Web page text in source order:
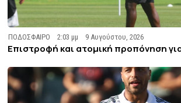
ΠΟΔΟΣΦΑΙΡΟ 2:03 μμ 9 Αυγούστου, 2026
Επιστροφή και ατομική προπόνηση